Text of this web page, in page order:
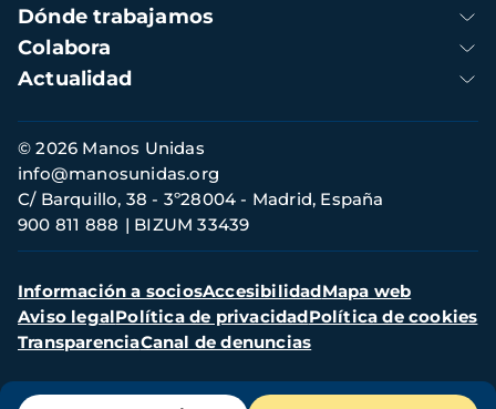
Dónde trabajamos
Colabora
Actualidad
Información
de
contacto
© 2026 Manos Unidas
C/ Barquillo, 38 - 3º28004 - Madrid, España
900 811 888
BIZUM 33439
info@manosunidas.org
Menú
secundario
Información a sociosAccesibilidadMapa web
Aviso legalPolítica de privacidadPolítica de cookies
TransparenciaCanal de denuncias